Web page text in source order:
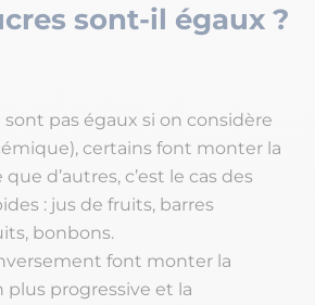
sont-il égaux ?
sont pas égaux si on considère
certains font monter la
d’autres, c’est le cas des
: jus de fruits, barres
bonbons.
font monter la
plus progressive et la